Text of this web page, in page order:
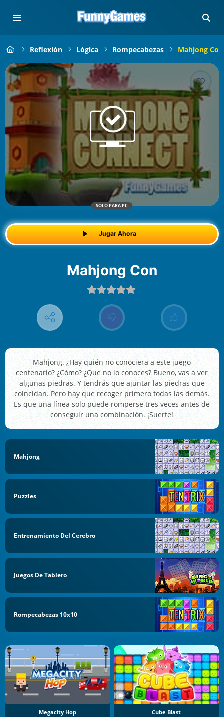
Reflexión Lógica Rompecabezas Mahjong Con
SOLO PARA PC
Jugar Ahora
Mahjong Con
Mahjong. ¿Hay quién no conociera a este juego
centenario? ¿Cómo? ¿Que no lo conoces? Bueno, vas a ver
algunas piedras. Y tendrás que ajuntar las piedras que
coincidan. Pero hay que recoger primero todas las demás.
Es que una línea solo puede romperse tres veces antes de
conseguir una combinación. ¡Suerte!
Mahjong
Puzzles
Entrenamiento Del Cerebro
Juegos De Tablero
Rompecabezas 10x10
Megacity Hop Cube Blast